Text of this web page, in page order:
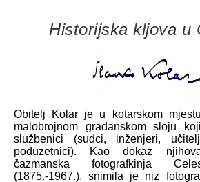
Historijska kljova u
Obitelj Kolar je u kotarskom
malobrojnom građanskom sloju
službenici (sudci, inženjeri,
poduzetnici). Kao dokaz
čazmanska fotografkinja
(1875.-1967.), snimila je niz